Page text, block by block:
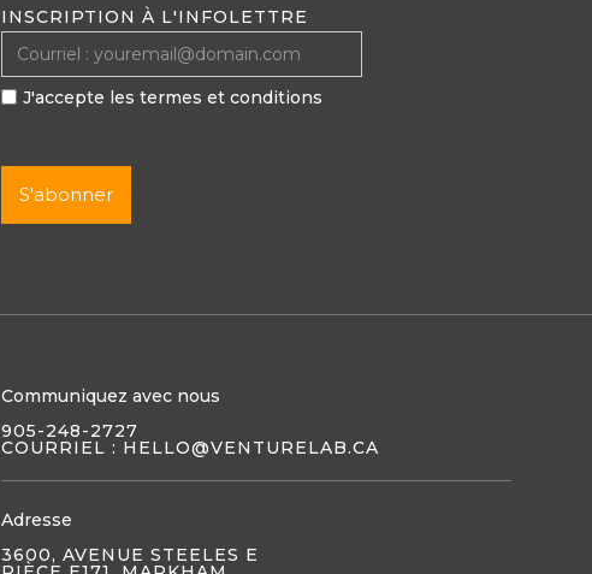
INSCRIPTION À L'INFOLETTRE
J'accepte les termes et conditions
Communiquez avec nous
905-248-2727
COURRIEL : HELLO@VENTURELAB.CA
Adresse
3600, AVENUE STEELES E